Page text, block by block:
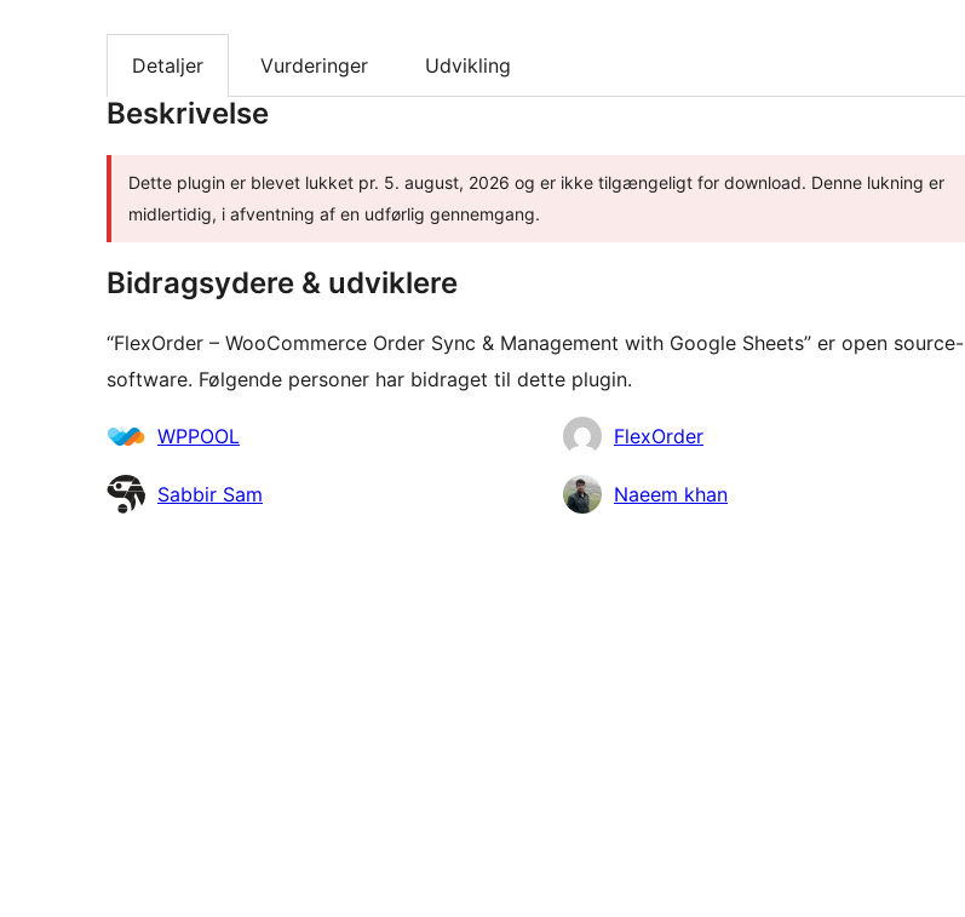
Detaljer Vurderinger Udvikling
Beskrivelse
Dette plugin er blevet lukket pr. 5. august, 2026 og er ikke tilgængeligt for download. Denne lukning er
midlertidig, i afventning af en udførlig gennemgang.
Bidragsydere & udviklere
“FlexOrder – WooCommerce Order Sync & Management with Google Sheets” er open source-
software. Følgende personer har bidraget til dette plugin.
Bidragsydere
WPPOOL FlexOrder
Sabbir Sam Naeem khan